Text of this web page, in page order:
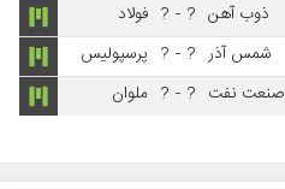
ذوب آهن ?
-
? فولاد
شمس آذر ?
-
? پرسپولیس
صنعت نفت ?
-
? ملوان